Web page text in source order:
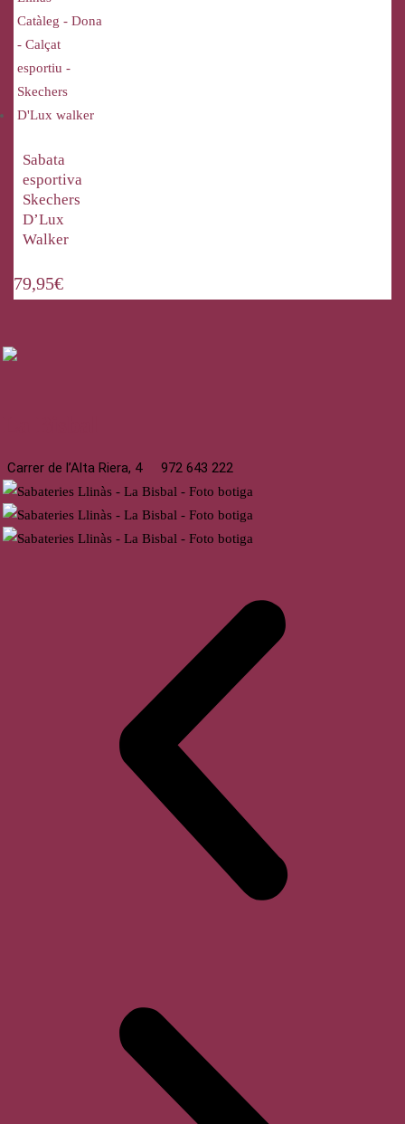
Sabata
esportiva
Skechers
D’Lux
Walker
79,95€
Carrer de l’Alta Riera, 4 972 643 222